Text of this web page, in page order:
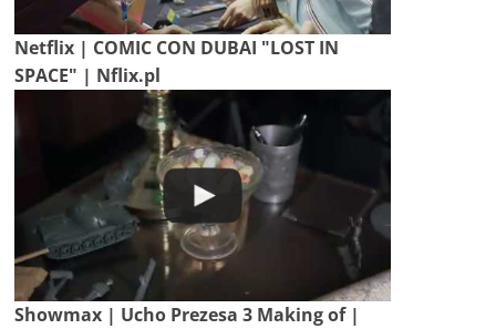
Netflix | COMIC CON DUBAI "LOST IN
SPACE" | Nflix.pl
Showmax | Ucho Prezesa 3 Making of |